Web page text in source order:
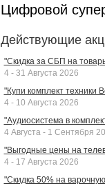
Цифровой
Действующие
"Скидка за СБП на
4 - 31 Августа 2026
"Купи комплект техники
4 - 10 Августа 2026
"Аудиосистема в
4 Августа - 1 Сентября
"Выгодные цены на
4 - 17 Августа 2026
"Скидка 50% на